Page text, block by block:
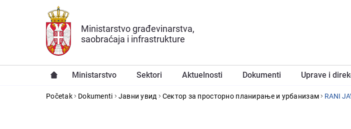
Preskoči na glavni deo sadržaja
Ministarstvo građevinarstva,
saobraćaja i infrastrukture
Ministarstvo Sektori Aktuelnosti Dokumеnti Upravе i
YOU ARE HERE
Početak Dokumenti Јавни увид Сектор за просторно планирање и урбанизам